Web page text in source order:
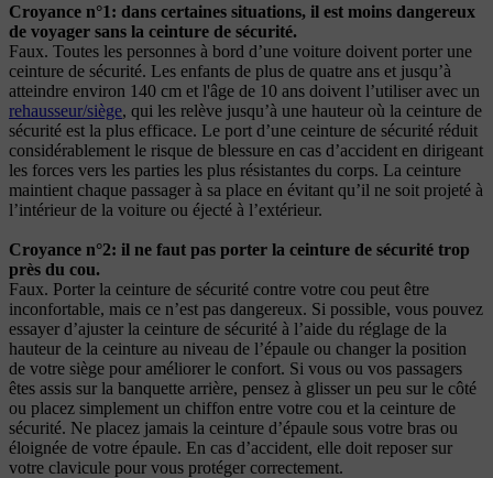
Croyance n°1: dans certaines situations, il est moins dangereux
de voyager sans la ceinture de sécurité.
Faux. Toutes les personnes à bord d’une voiture doivent porter une
ceinture de sécurité. Les enfants de plus de quatre ans et jusqu’à
atteindre environ 140 cm et l'âge de 10 ans doivent l’utiliser avec un
rehausseur/siège, qui les relève jusqu’à une hauteur où la ceinture de
sécurité est la plus efficace. Le port d’une ceinture de sécurité réduit
considérablement le risque de blessure en cas d’accident en dirigeant
les forces vers les parties les plus résistantes du corps. La ceinture
maintient chaque passager à sa place en évitant qu’il ne soit projeté à
l’intérieur de la voiture ou éjecté à l’extérieur.
Croyance n°2: il ne faut pas porter la ceinture de sécurité trop
près du cou.
Faux. Porter la ceinture de sécurité contre votre cou peut être
inconfortable, mais ce n’est pas dangereux. Si possible, vous pouvez
essayer d’ajuster la ceinture de sécurité à l’aide du réglage de la
hauteur de la ceinture au niveau de l’épaule ou changer la position
de votre siège pour améliorer le confort. Si vous ou vos passagers
êtes assis sur la banquette arrière, pensez à glisser un peu sur le côté
ou placez simplement un chiffon entre votre cou et la ceinture de
sécurité. Ne placez jamais la ceinture d’épaule sous votre bras ou
éloignée de votre épaule. En cas d’accident, elle doit reposer sur
votre clavicule pour vous protéger correctement.